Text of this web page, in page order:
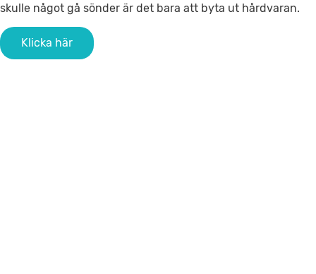
skulle något gå sönder är det bara att byta ut hårdvaran.
Klicka här